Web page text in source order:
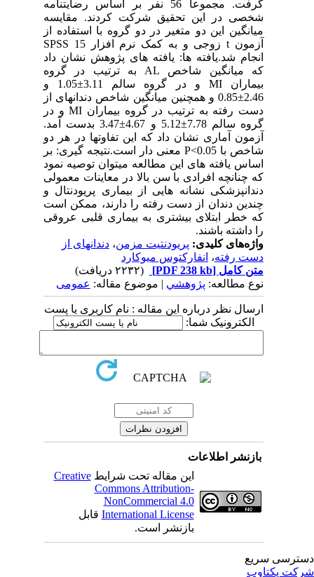
گرفت. مجموعا 56 نفر بر اساس رضایتنامه
شخصی در این تحقیق شرکت کردند. مقایسه
میانگین این دو متغیر در دو گروه با استفاده از
آزمون t زوجی و به کمک نرم افزار SPSS 15
انجام شد.یافته ها: یافته های پژوهش نشان داد
که میانگین شاخص AL به ترتیب در گروه
بیماران MI و در گروه سالم 3.11±1.05 و
2.46±0.85 و همچنین میانگین شاخص دندانهای از
دست رفته به ترتیب در گروه بیماران MI و در
گروه سالم 7.78±5.12 و 4.67±3.47 بدست آمد.
آزمون آماری نشان داد که این تفاوتها در هر دو
شاخص با P<0.05 معنی دار است.نتیجه گیری: بر
اساس یافته های این مطالعه میتوان توصیه نمود
که چنانچه افرادی با سن بالا در معاینات معمولی
دندانپزشکی نشانه هایی از بیماری پریودنتال و
چندین دندان از دست رفته را دارند، ممکن است
که خطر ابتلای بیشتری به بیماری قلبی عروقی
را داشته باشند.
واژه‌های کلیدی:پریودنتیت مزمن،دندانهای از
دست رفته،انفارکتوس میوکارد
متن کامل[PDF 238 kb]
نوع مطالعه:پژوهشي| موضوع مقاله:عمومى
ارسال نظر درباره این مقاله : نام کاربری یا پست
الکترونیک شما:
بازنشر اطلاعات
این مقاله تحت شرایطCreative
Commons Attribution-
NonCommercial 4.0
International Licenseقابل
بازنشر است.
سریع
یکتاوب